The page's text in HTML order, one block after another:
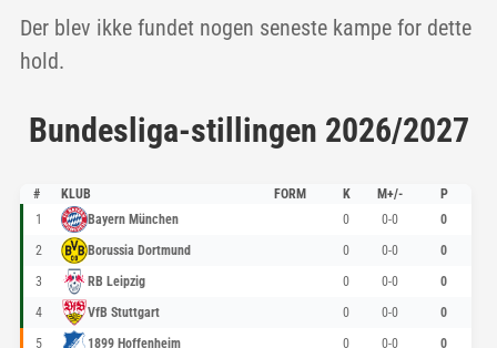
Der blev ikke fundet nogen seneste kampe for dette
hold.
Bundesliga-stillingen 2026/2027
# KLUB FORM K M+/-
P
1
Bayern München 0 0-0
0
2
Borussia Dortmund 0 0-0
0
3
RB Leipzig 0 0-0
0
4
VfB Stuttgart 0 0-0
0
5
1899 Hoffenheim 0 0-0
0